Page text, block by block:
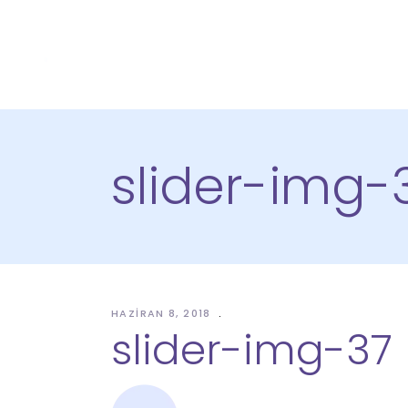
slider-img-
HAZIRAN 8, 2018
slider-img-37